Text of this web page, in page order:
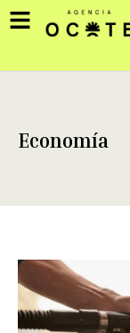
Economía